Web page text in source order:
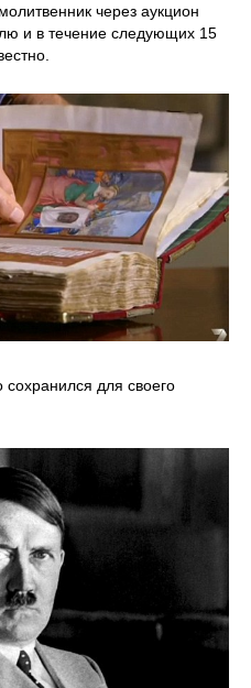
через аукцион
и в течение следующих 15
для своего